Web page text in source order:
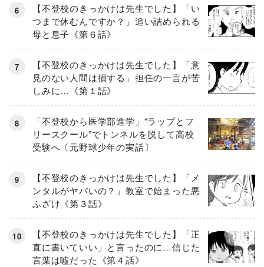
【不登校のきっかけは先生でした】「い
つまで休むんですか？」追い詰められる
母と息子《第６話》
【不登校のきっかけは先生でした】「意
見のない人間は損する」担任の一言が苦
しみに…《第１話》
「不登校から医学部進学」“ラップとフ
リースクール”でトンネルを脱して高校
受験へ〔元野球少年の実話〕
【不登校のきっかけは先生でした】「メ
ンタルがヤバいの？」教室で始まった悪
ふざけ《第３話》
【不登校のきっかけは先生でした】「正
直に書いていい」と言ったのに…信じた
言葉は噓だった《第４話》